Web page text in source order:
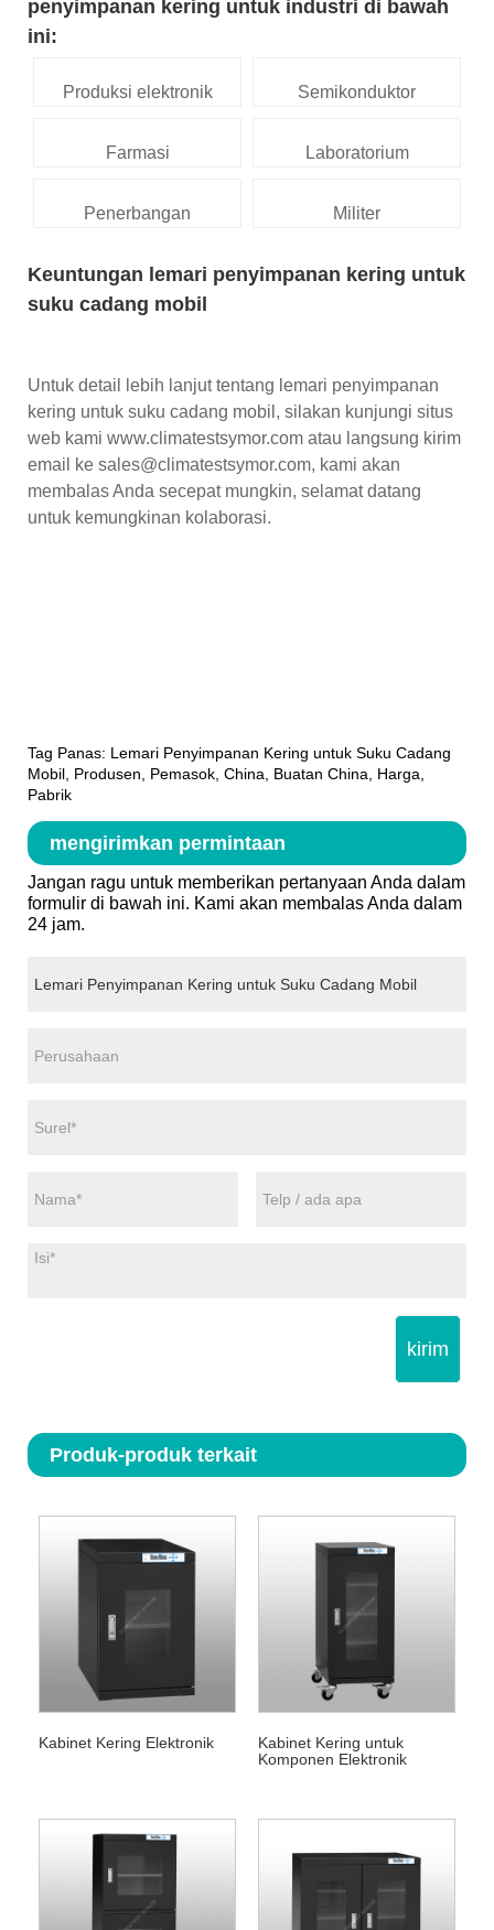
penyimpanan kering untuk industri di bawah
ini:
Produksi elektronik Semikonduktor
Farmasi Laboratorium
Penerbangan Militer
Keuntungan lemari penyimpanan kering untuk
suku cadang mobil
Untuk detail lebih lanjut tentang lemari penyimpanan
kering untuk suku cadang mobil, silakan kunjungi situs
web kami www.climatestsymor.com atau langsung kirim
email ke sales@climatestsymor.com, kami akan
membalas Anda secepat mungkin, selamat datang
untuk kemungkinan kolaborasi.
Tag Panas: Lemari Penyimpanan Kering untuk Suku Cadang
Mobil, Produsen, Pemasok, China, Buatan China, Harga,
Pabrik
mengirimkan permintaan
Jangan ragu untuk memberikan pertanyaan Anda dalam
formulir di bawah ini. Kami akan membalas Anda dalam
24 jam.
kirim
Produk-produk terkait
Kabinet Kering Elektronik
Kabinet Kering untuk
Komponen Elektronik